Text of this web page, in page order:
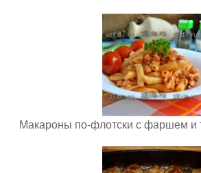
Макароны по-флотски с фаршем и